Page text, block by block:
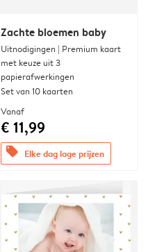
Zachte bloemen baby
Uitnodigingen | Premium kaart
met keuze uit 3
papierafwerkingen
Set van 10 kaarten
Vanaf
€ 11,99
offers Elke dag lage prijzen